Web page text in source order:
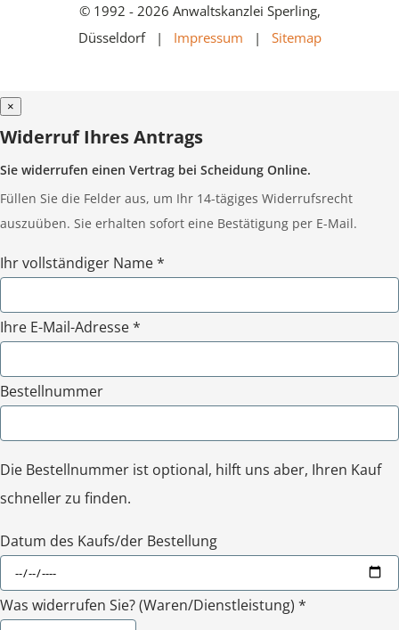
© 1992 - 2026 Anwaltskanzlei Sperling,
Düsseldorf | Impressum | Sitemap
×
Widerruf Ihres Antrags
Sie widerrufen einen Vertrag bei Scheidung Online.
Füllen Sie die Felder aus, um Ihr 14-tägiges Widerrufsrecht
auszuüben. Sie erhalten sofort eine Bestätigung per E-Mail.
Ihr vollständiger Name *
Ihre E-Mail-Adresse *
Bestellnummer
Die Bestellnummer ist optional, hilft uns aber, Ihren Kauf
schneller zu finden.
Datum des Kaufs/der Bestellung
Was widerrufen Sie? (Waren/Dienstleistung) *